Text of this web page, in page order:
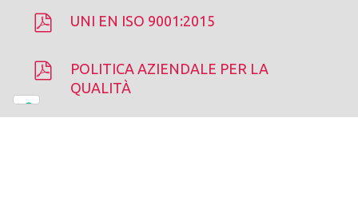
UNI EN ISO 9001:2015
POLITICA AZIENDALE PER LA
QUALITÀ